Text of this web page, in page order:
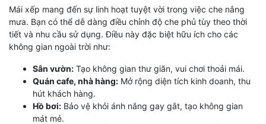
Mái xếp mang đến sự linh hoạt tuyệt vời trong việc che nắng
mưa. Bạn có thể dễ dàng điều chỉnh độ che phủ tùy theo thời
tiết và nhu cầu sử dụng. Điều này đặc biệt hữu ích cho các
không gian ngoài trời như:
Sân vườn: Tạo không gian thư giãn, vui chơi thoải mái.
Quán cafe, nhà hàng: Mở rộng diện tích kinh doanh, thu
hút khách hàng.
Hồ bơi: Bảo vệ khỏi ánh nắng gay gắt, tạo không gian
mát mẻ.